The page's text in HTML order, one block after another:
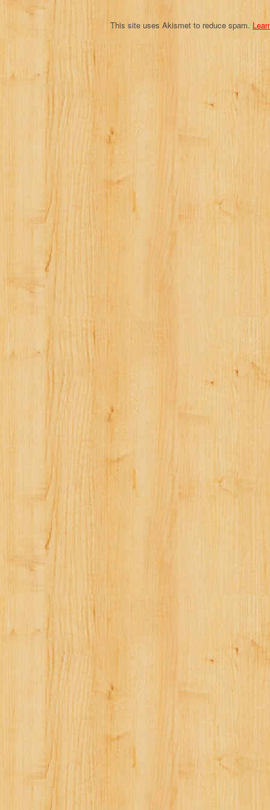
This site uses Akismet to reduce spam.